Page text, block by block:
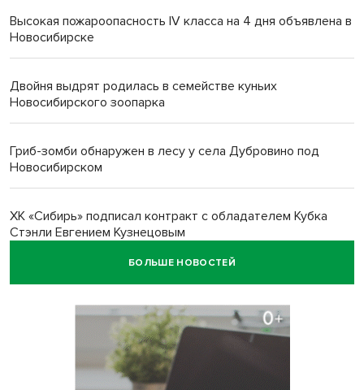
Высокая пожароопасность IV класса на 4 дня объявлена в
Новосибирске
Двойня выдрят родилась в семействе куньих
Новосибирского зоопарка
Гриб-зомби обнаружен в лесу у села Дубровино под
Новосибирском
ХК «Сибирь» подписал контракт с обладателем Кубка
Стэнли Евгением Кузнецовым
Отправил инвалида на СВО и получил его «посмертные»
Андрей Травников поздравил новосибирцев с
юбилейным Днем строителя
БОЛЬШЕ НОВОСТЕЙ